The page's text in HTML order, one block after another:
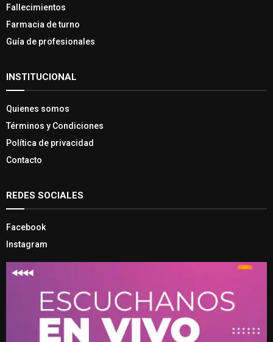
Fallecimientos
Farmacia de turno
Guía de profesionales
INSTITUCIONAL
Quienes somos
Términos y Condiciones
Política de privacidad
Contacto
REDES SOCIALES
Facebook
Instagram